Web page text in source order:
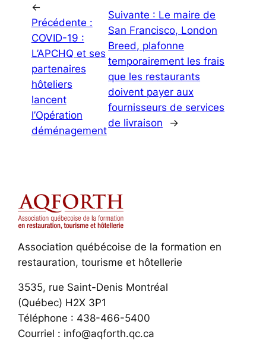
←
Précédente :
COVID-19 :
L’APCHQ et ses
partenaires
hôteliers
lancent
l’Opération
déménagement
Suivante : Le maire de
San Francisco, London
Breed, plafonne
temporairement les frais
que les restaurants
doivent payer aux
fournisseurs de services
de livraison
→
Association québécoise de la formation en
restauration, tourisme et hôtellerie
3535, rue Saint-Denis Montréal
(Québec) H2X 3P1
Téléphone : 438-466-5400
Courriel : info@aqforth.qc.ca